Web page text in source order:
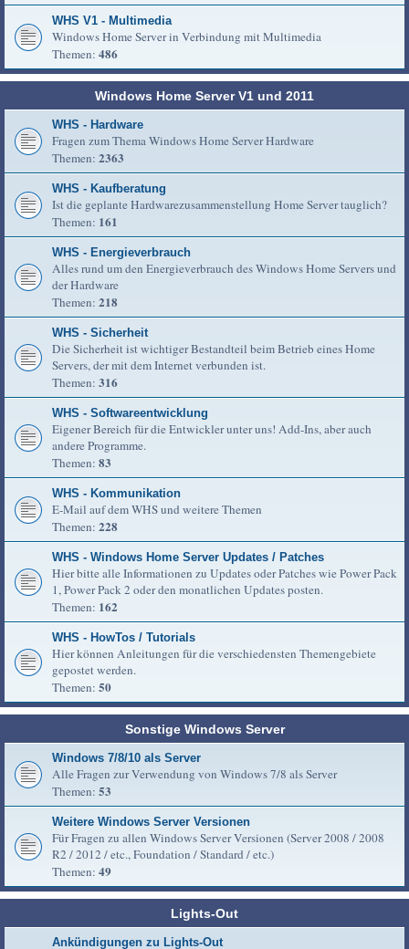
WHS V1 - Multimedia
Windows Home Server in Verbindung mit Multimedia
Themen: 486
Windows Home Server V1 und 2011
WHS - Hardware
Fragen zum Thema Windows Home Server Hardware
Themen: 2363
WHS - Kaufberatung
Ist die geplante Hardwarezusammenstellung Home Server tauglich?
Themen: 161
WHS - Energieverbrauch
Alles rund um den Energieverbrauch des Windows Home Servers und
der Hardware
Themen: 218
WHS - Sicherheit
Die Sicherheit ist wichtiger Bestandteil beim Betrieb eines Home
Servers, der mit dem Internet verbunden ist.
Themen: 316
WHS - Softwareentwicklung
Eigener Bereich für die Entwickler unter uns! Add-Ins, aber auch
andere Programme.
Themen: 83
WHS - Kommunikation
E-Mail auf dem WHS und weitere Themen
Themen: 228
WHS - Windows Home Server Updates / Patches
Hier bitte alle Informationen zu Updates oder Patches wie Power Pack
1, Power Pack 2 oder den monatlichen Updates posten.
Themen: 162
WHS - HowTos / Tutorials
Hier können Anleitungen für die verschiedensten Themengebiete
gepostet werden.
Themen: 50
Sonstige Windows Server
Windows 7/8/10 als Server
Alle Fragen zur Verwendung von Windows 7/8 als Server
Themen: 53
Weitere Windows Server Versionen
Für Fragen zu allen Windows Server Versionen (Server 2008 / 2008
R2 / 2012 / etc., Foundation / Standard / etc.)
Themen: 49
Lights-Out
Ankündigungen zu Lights-Out